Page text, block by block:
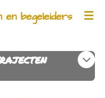
begeleiders